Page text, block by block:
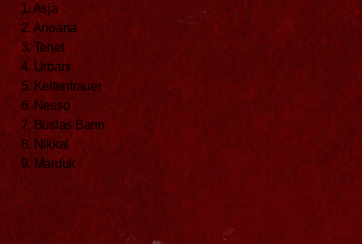
1. Asja
2. Anoana
3. Tenet
4. Urbani
5. Keltentrauer
6. Nesso
7. Buslas Bann
8. Nikkal
9. Marduk